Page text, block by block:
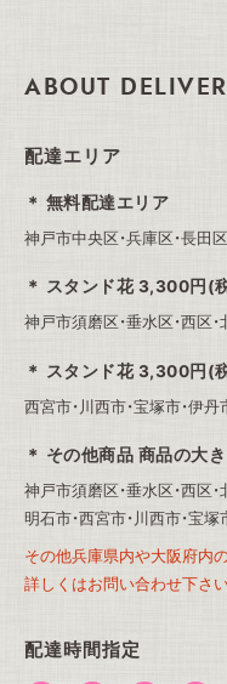
ABOUT
配達エリア
無料配達エリア
神戸市中央区・兵庫区・長田
スタンド花 3,300円(
神戸市須磨区・垂水区・西区・
スタンド花 3,300円(
西宮市・川西市・宝塚市・伊丹
その他商品 商品の大
神戸市須磨区・垂水区・西区・
明石市・西宮市・川西市・宝塚
その他兵庫県内や大阪府内
詳しくはお問い合わせ下さい
配達時間指定